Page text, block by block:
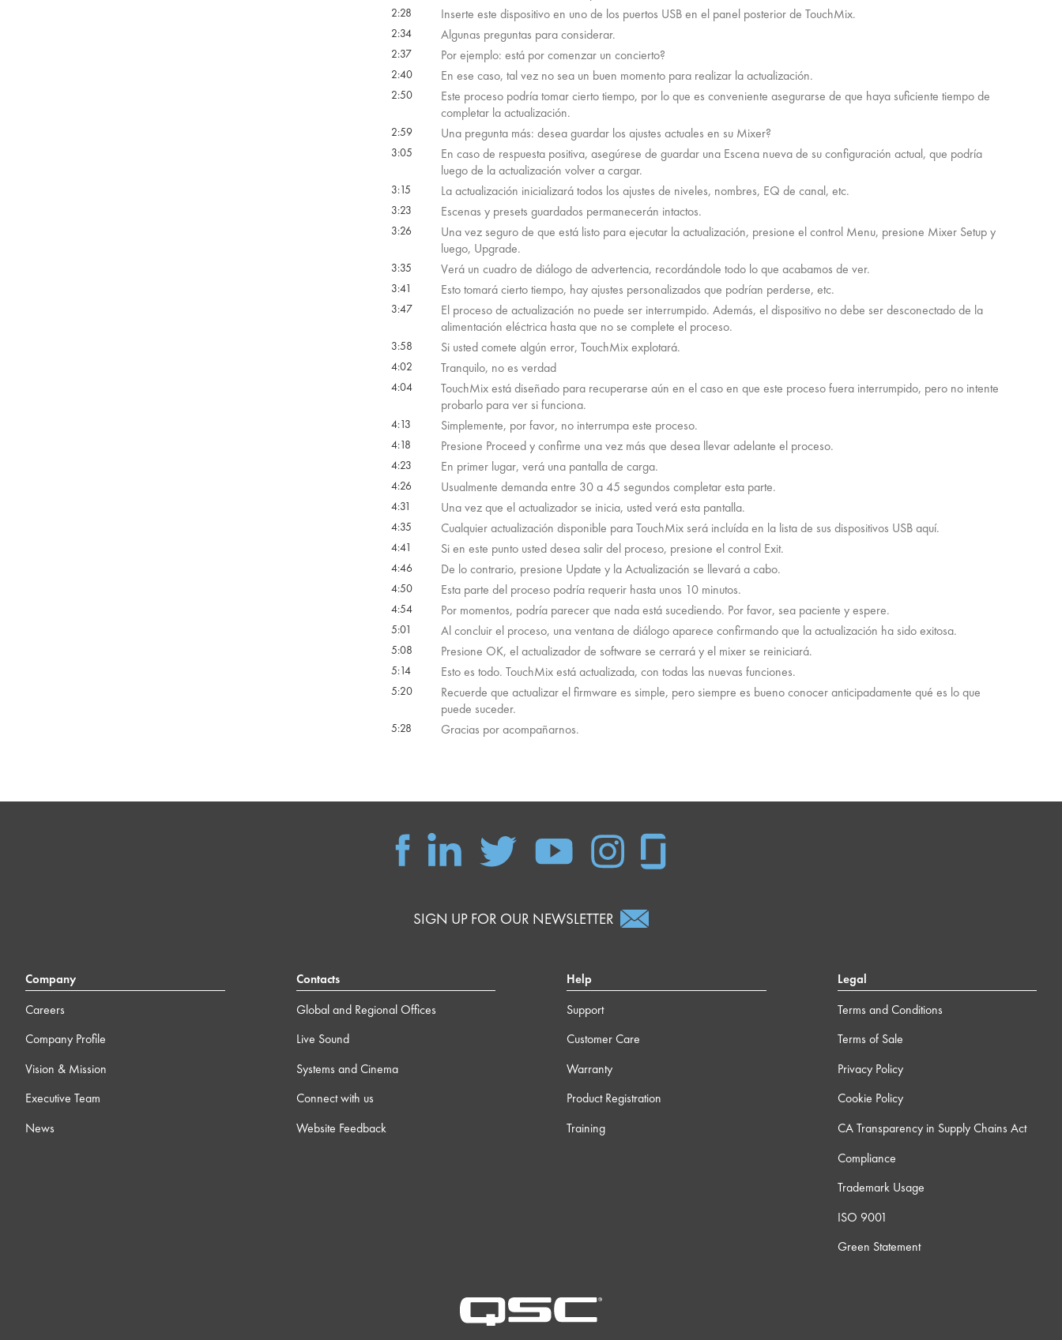
2:28 Inserte este dispositivo en uno de los puertos USB en el panel posterior de TouchMix.
2:34 Algunas preguntas para considerar.
2:37 Por ejemplo: está por comenzar un concierto?
2:40 En ese caso, tal vez no sea un buen momento para realizar la actualización.
2:50
Este proceso podría tomar cierto tiempo, por lo que es conveniente asegurarse de que haya suficiente tiempo de
completar la actualización.
2:59 Una pregunta más: desea guardar los ajustes actuales en su Mixer?
3:05
En caso de respuesta positiva, asegúrese de guardar una Escena nueva de su configuración actual, que podría
luego de la actualización volver a cargar.
3:15 La actualización inicializará todos los ajustes de niveles, nombres, EQ de canal, etc.
3:23 Escenas y presets guardados permanecerán intactos.
3:26
Una vez seguro de que está listo para ejecutar la actualización, presione el control Menu, presione Mixer Setup y
luego, Upgrade.
3:35 Verá un cuadro de diálogo de advertencia, recordándole todo lo que acabamos de ver.
3:41 Esto tomará cierto tiempo, hay ajustes personalizados que podrían perderse, etc.
3:47
El proceso de actualización no puede ser interrumpido. Además, el dispositivo no debe ser desconectado de la
alimentación eléctrica hasta que no se complete el proceso.
3:58 Si usted comete algún error, TouchMix explotará.
4:02 Tranquilo, no es verdad
4:04
TouchMix está diseñado para recuperarse aún en el caso en que este proceso fuera interrumpido, pero no intente
probarlo para ver si funciona.
4:13 Simplemente, por favor, no interrumpa este proceso.
4:18 Presione Proceed y confirme una vez más que desea llevar adelante el proceso.
4:23 En primer lugar, verá una pantalla de carga.
4:26 Usualmente demanda entre 30 a 45 segundos completar esta parte.
4:31 Una vez que el actualizador se inicia, usted verá esta pantalla.
4:35 Cualquier actualización disponible para TouchMix será incluída en la lista de sus dispositivos USB aquí.
4:41 Si en este punto usted desea salir del proceso, presione el control Exit.
4:46 De lo contrario, presione Update y la Actualización se llevará a cabo.
4:50 Esta parte del proceso podría requerir hasta unos 10 minutos.
4:54 Por momentos, podría parecer que nada está sucediendo. Por favor, sea paciente y espere.
5:01 Al concluir el proceso, una ventana de diálogo aparece confirmando que la actualización ha sido exitosa.
5:08 Presione OK, el actualizador de software se cerrará y el mixer se reiniciará.
5:14 Esto es todo. TouchMix está actualizada, con todas las nuevas funciones.
5:20
Recuerde que actualizar el firmware es simple, pero siempre es bueno conocer anticipadamente qué es lo que
puede suceder.
5:28 Gracias por acompañarnos.
SIGN UP FOR OUR NEWSLETTER
Company
Careers
Company Profile
Vision & Mission
Executive Team
News
Contacts
Global and Regional Offices
Live Sound
Systems and Cinema
Connect with us
Website Feedback
Help
Support
Customer Care
Warranty
Product Registration
Training
Legal
Terms and Conditions
Terms of Sale
Privacy Policy
Cookie Policy
CA Transparency in Supply Chains Act
Compliance
Trademark Usage
ISO 9001
Green Statement